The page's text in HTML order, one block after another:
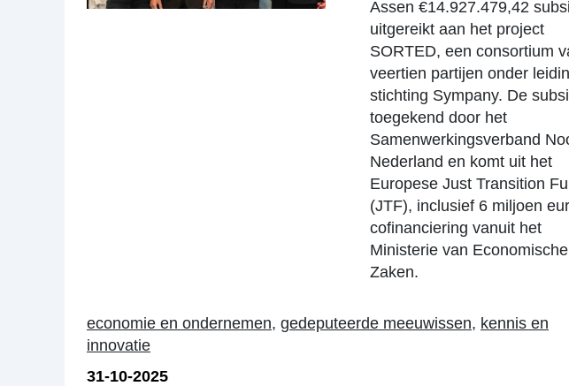
Assen €14.927.479,42
uitgereikt aan het project
SORTED, een consortium
veertien partijen onder
stichting Sympany. De
toegekend door het
Samenwerkingsverband
Nederland en komt uit het
Europese Just Transition
(JTF), inclusief 6 miljoen
cofinanciering vanuit het
Ministerie van Economische
Zaken.
economie en ondernemen, gedeputeerde meeuwissen, kennis en
innovatie
31-10-2025